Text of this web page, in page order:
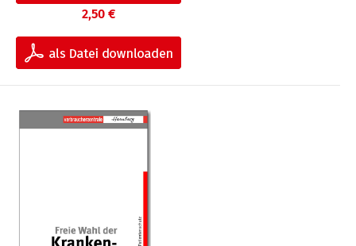
2,50 €